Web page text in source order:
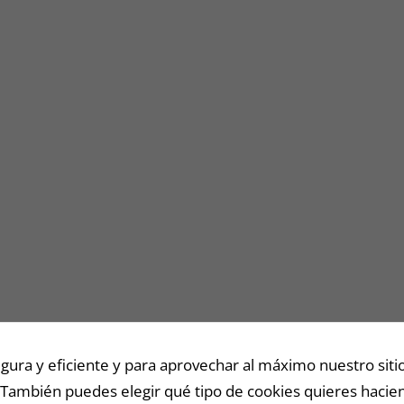
y eficiente y para aprovechar al máximo nuestro
puedes elegir qué tipo de cookies quieres
podamos
funcionalidad
y estructura